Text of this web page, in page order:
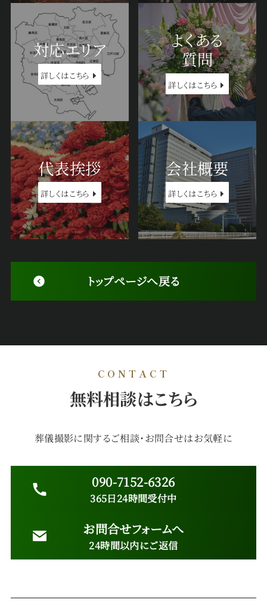
対応エリア
詳しくはこちら
よくある
質問
詳しくはこちら
代表挨拶
詳しくはこちら
会社概要
詳しくはこちら
トップページへ戻る
CONTACT
無料相談はこちら
葬儀撮影に関するご相談・お問合せはお気軽に
090-7152-6326
365日24時間受付中
お問合せフォームへ
24時間以内にご返信